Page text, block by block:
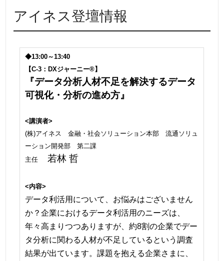
アイネス登壇情報
◆13:00～13:40
【C-3：DXジャーニー®】
『データ分析人材不足を解決するデータ
可視化・分析の進め方』
<講演者>
(株)アイネス 金融・社会ソリューション本部 流通ソリュ
ーション開発部 第二課
主任
若林 哲
<内容>
データ利活用について、お悩みはございません
か？企業におけるデータ利活用のニーズは、
年々高まりつつありますが、約8割の企業でデー
タ分析に関わる人材が不足しているという調査
結果が出ています。課題を抱える企業さまに、